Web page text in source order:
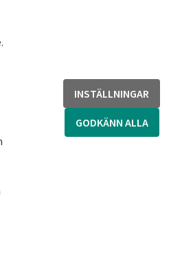
INSTÄLLNINGAR
GODKÄNN ALLA